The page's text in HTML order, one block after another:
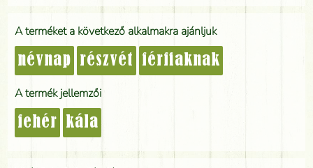
A terméket a következő alkalmakra ajánljuk
névnap részvét férfiaknak
A termék jellemzői
fehér kála